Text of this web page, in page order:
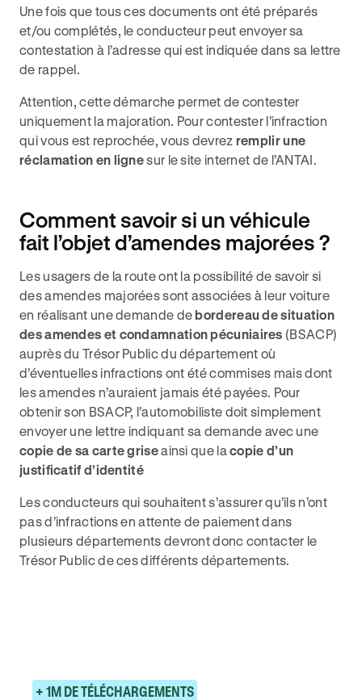
Une fois que tous ces documents ont été préparés
et/ou complétés, le conducteur peut envoyer sa
contestation à l’adresse qui est indiquée dans sa lettre
de rappel.
Attention, cette démarche permet de contester
uniquement la majoration. Pour contester l’infraction
qui vous est reprochée, vous devrez remplir une
réclamation en lignesur le site internet de l’ANTAI.
Comment savoir si un véhicule
fait l’objet d’amendes majorées ?
Les usagers de la route ont la possibilité de savoir si
des amendes majorées sont associées à leur voiture
en réalisant une demande debordereau de situation
des amendes et condamnation pécuniaires (BSACP)
auprès du Trésor Public du département où
d’éventuelles infractions ont été commises mais dont
les amendes n’auraient jamais été payées. Pour
obtenir son BSACP, l’automobiliste doit simplement
envoyer une lettre indiquant sa demande avec une
copie de sa carte griseainsi que lacopie d’un
justificatif d’identité
Les conducteurs qui souhaitent s’assurer qu’ils n’ont
pas d’infractions en attente de paiement dans
plusieurs départements devront donc contacter le
Trésor Public de ces différents départements.
+ 1M DE TÉLÉCHARGEMENTS